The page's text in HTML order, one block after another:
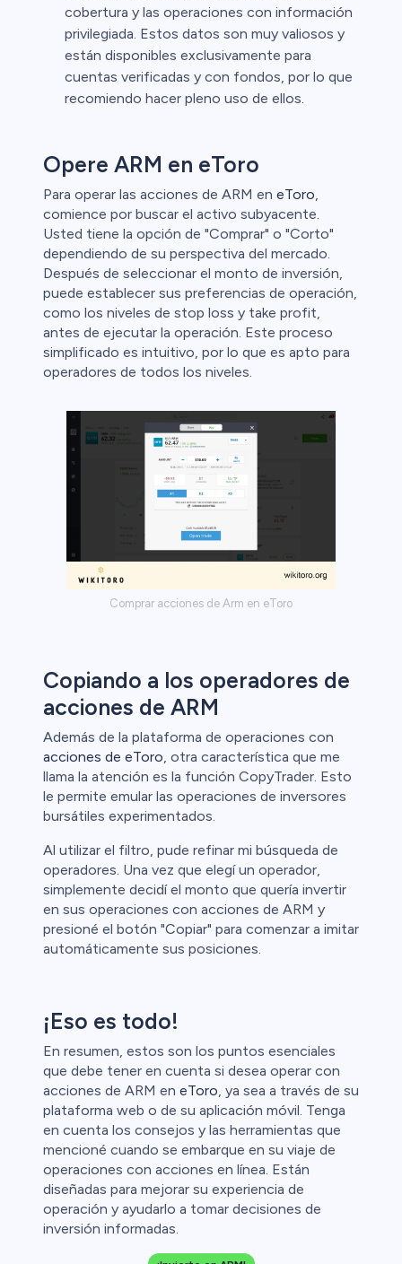
cobertura y las operaciones con información
privilegiada. Estos datos son muy valiosos y
están disponibles exclusivamente para
cuentas verificadas y con fondos, por lo que
recomiendo hacer pleno uso de ellos.
Opere ARM en eToro
Para operar las acciones de ARM en eToro,
comience por buscar el activo subyacente.
Usted tiene la opción de "Comprar" o "Corto"
dependiendo de su perspectiva del mercado.
Después de seleccionar el monto de inversión,
puede establecer sus preferencias de operación,
como los niveles de stop loss y take profit,
antes de ejecutar la operación. Este proceso
simplificado es intuitivo, por lo que es apto para
operadores de todos los niveles.
Comprar acciones de Arm en eToro
Copiando a los operadores de
acciones de ARM
Además de la plataforma de operaciones con
acciones de eToro, otra característica que me
llama la atención es la función CopyTrader. Esto
le permite emular las operaciones de inversores
bursátiles experimentados.
Al utilizar el filtro, pude refinar mi búsqueda de
operadores. Una vez que elegí un operador,
simplemente decidí el monto que quería invertir
en sus operaciones con acciones de ARM y
presioné el botón "Copiar" para comenzar a imitar
automáticamente sus posiciones.
¡Eso es todo!
En resumen, estos son los puntos esenciales
que debe tener en cuenta si desea operar con
acciones de ARM en eToro, ya sea a través de su
plataforma web o de su aplicación móvil. Tenga
en cuenta los consejos y las herramientas que
mencioné cuando se embarque en su viaje de
operaciones con acciones en línea. Están
diseñadas para mejorar su experiencia de
operación y ayudarlo a tomar decisiones de
inversión informadas.